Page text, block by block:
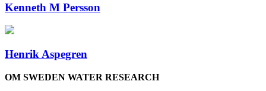
Kenneth M Persson
Henrik Aspegren
OM SWEDEN WATER RESEARCH